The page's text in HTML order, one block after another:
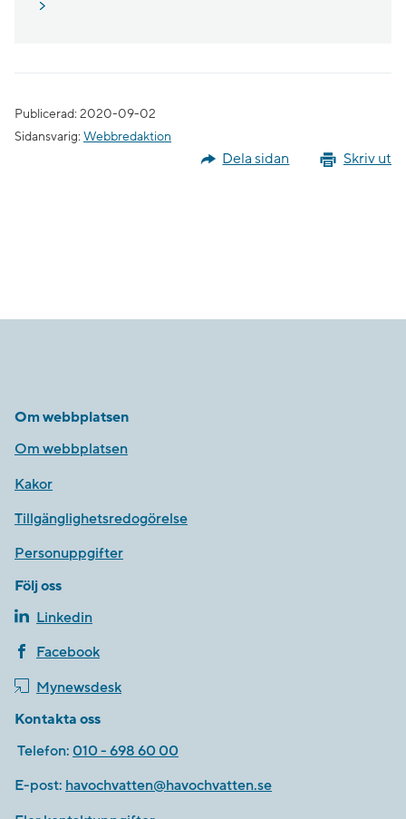
Publicerad: 2020-09-02
Sidansvarig: Webbredaktion
Skriv ut
Dela sidan
Om webbplatsen
Om webbplatsen
Kakor
Tillgänglighetsredogörelse
Personuppgifter
Följ oss
Linkedin
Facebook
Mynewsdesk
Kontakta oss
Telefon: 010 - 698 60 00
E-post: havochvatten@havochvatten.se